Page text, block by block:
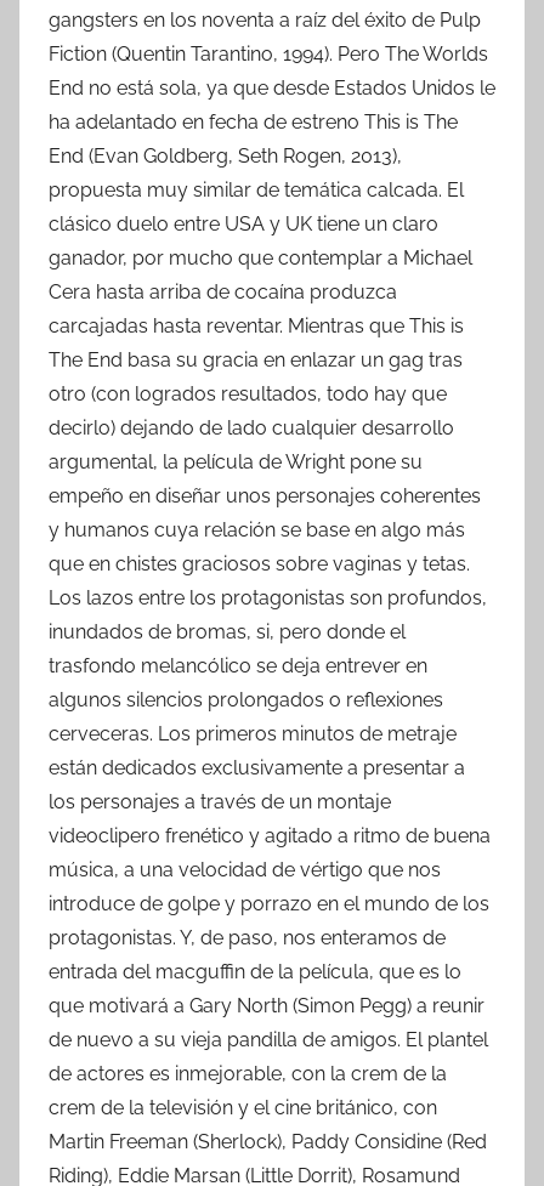
gangsters en los noventa a raíz del éxito de Pulp
Fiction (Quentin Tarantino, 1994). Pero The Worlds
End no está sola, ya que desde Estados Unidos le
ha adelantado en fecha de estreno This is The
End (Evan Goldberg, Seth Rogen, 2013),
propuesta muy similar de temática calcada. El
clásico duelo entre USA y UK tiene un claro
ganador, por mucho que contemplar a Michael
Cera hasta arriba de cocaína produzca
carcajadas hasta reventar. Mientras que This is
The End basa su gracia en enlazar un gag tras
otro (con logrados resultados, todo hay que
decirlo) dejando de lado cualquier desarrollo
argumental, la película de Wright pone su
empeño en diseñar unos personajes coherentes
y humanos cuya relación se base en algo más
que en chistes graciosos sobre vaginas y tetas.
Los lazos entre los protagonistas son profundos,
inundados de bromas, si, pero donde el
trasfondo melancólico se deja entrever en
algunos silencios prolongados o reflexiones
cerveceras. Los primeros minutos de metraje
están dedicados exclusivamente a presentar a
los personajes a través de un montaje
videoclipero frenético y agitado a ritmo de buena
música, a una velocidad de vértigo que nos
introduce de golpe y porrazo en el mundo de los
protagonistas. Y, de paso, nos enteramos de
entrada del macguffin de la película, que es lo
que motivará a Gary North (Simon Pegg) a reunir
de nuevo a su vieja pandilla de amigos. El plantel
de actores es inmejorable, con la crem de la
crem de la televisión y el cine británico, con
Martin Freeman (Sherlock), Paddy Considine (Red
Riding), Eddie Marsan (Little Dorrit), Rosamund